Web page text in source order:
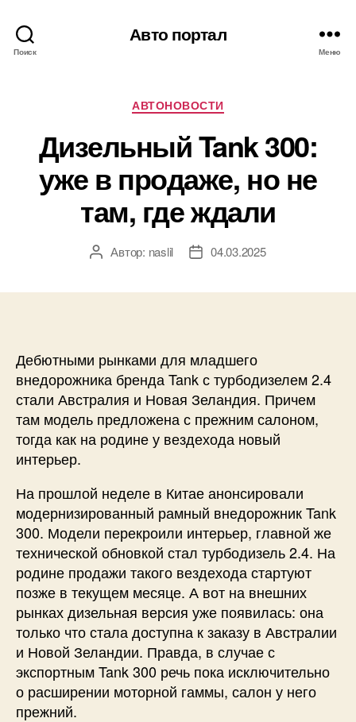
Поиск
Авто портал
Меню
Рубрики
АВТОНОВОСТИ
Дизельный Tank 300:
уже в продаже, но не
там, где ждали
АвторАвтор: naslil
Дата04.03.2025
Дебютными рынками для младшего
внедорожника бренда Tank с турбодизелем 2.4
стали Австралия и Новая Зеландия. Причем
там модель предложена с прежним салоном,
тогда как на родине у вездехода новый
интерьер.
На прошлой неделе в Китае анонсировали
модернизированный рамный внедорожник Tank
300. Модели перекроили интерьер, главной же
технической обновкой стал турбодизель 2.4. На
родине продажи такого вездехода стартуют
позже в текущем месяце. А вот на внешних
рынках дизельная версия уже появилась: она
только что стала доступна к заказу в Австралии
и Новой Зеландии. Правда, в случае с
экспортным Tank 300 речь пока исключительно
о расширении моторной гаммы, салон у него
прежний.